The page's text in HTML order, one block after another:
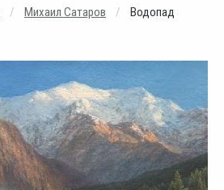
Михаил Сатаров Водопад